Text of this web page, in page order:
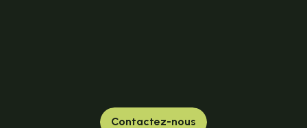
Contactez-nous